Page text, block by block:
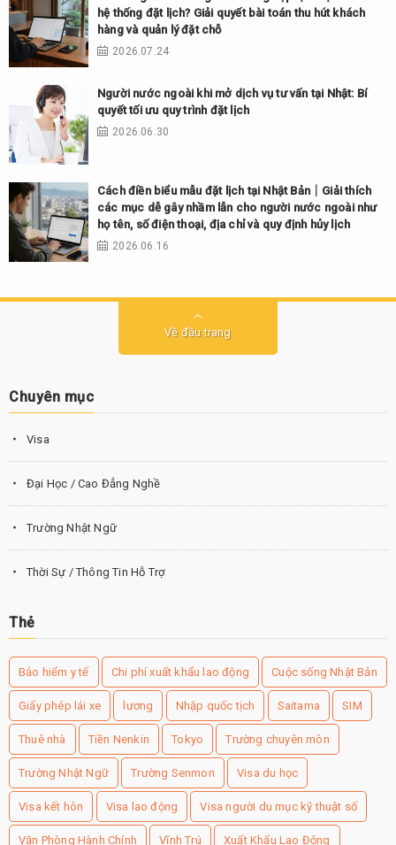
hệ thống đặt lịch? Giải quyết bài toán thu hút khách
hàng và quản lý đặt chỗ
2026.07.24
Người nước ngoài khi mở dịch vụ tư vấn tại Nhật: Bí
quyết tối ưu quy trình đặt lịch
2026.06.30
Cách điền biểu mẫu đặt lịch tại Nhật Bản｜Giải thích
các mục dễ gây nhầm lẫn cho người nước ngoài như
họ tên, số điện thoại, địa chỉ và quy định hủy lịch
2026.06.16
Về đầu trang
Chuyên mục
Visa
Đại Học / Cao Đẳng Nghề
Trường Nhật Ngữ
Thời Sự / Thông Tin Hỗ Trợ
Thẻ
Bảo hiểm y tế Chi phí xuất khẩu lao động Cuộc sống Nhật Bản
Giấy phép lái xe lương Nhập quốc tịch Saitama SIM
Thuê nhà Tiền Nenkin Tokyo Trường chuyên môn
Trường Nhật Ngữ Trường Senmon Visa du học
Visa kết hôn Visa lao động Visa người du mục kỹ thuật số
Văn Phòng Hành Chính Vĩnh Trú Xuất Khẩu Lao Động